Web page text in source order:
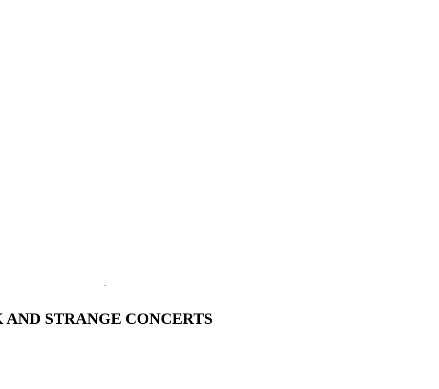
STRANGE CONCERTS